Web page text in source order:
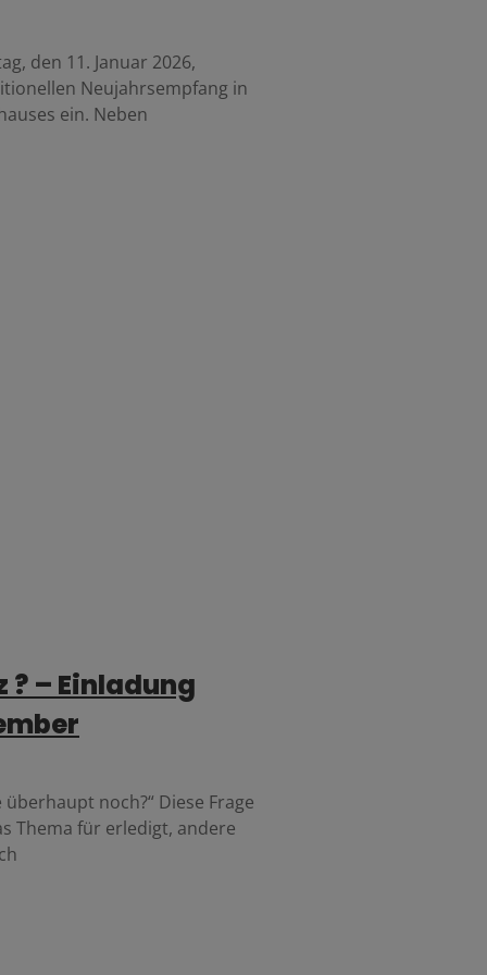
den 11. Januar 2026,
Neujahrsempfang in
ein. Neben
– Einladung
noch?“ Diese Frage
Thema für erledigt, andere